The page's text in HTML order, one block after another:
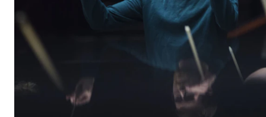
FORSKNING
CERM
CREMAH
NordART